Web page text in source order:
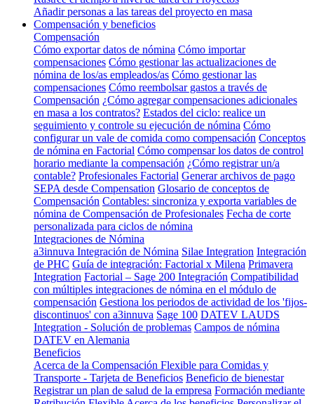
Añadir personas a las tareas del proyecto en masa
Compensación y beneficios
Compensación
Cómo exportar datos de nómina Cómo importar
compensaciones Cómo gestionar las actualizaciones de
nómina de los/as empleados/as Cómo gestionar las
compensaciones Cómo reembolsar gastos a través de
Compensación ¿Cómo agregar compensaciones adicionales
en masa a los contratos? Estados del ciclo: realice un
seguimiento y controle su ejecución de nómina Cómo
configurar un vale de comida como compensación Conceptos
de nómina en Factorial Cómo compensar los datos de control
horario mediante la compensación ¿Cómo registrar un/a
contable? Profesionales Factorial Generar archivos de pago
SEPA desde Compensation Glosario de conceptos de
Compensación Contables: sincroniza y exporta variables de
nómina de Compensación de Profesionales Fecha de corte
personalizada para ciclos de nómina
Integraciones de Nómina
a3innuva Integración de Nómina Silae Integration Integración
de PHC Guía de integración: Factorial x Milena Primavera
Integration Factorial – Sage 200 Integración Compatibilidad
con múltiples integraciones de nómina en el módulo de
compensación Gestiona los periodos de actividad de los 'fijos-
discontinuos' con a3innuva Sage 100 DATEV LAUDS
Integration - Solución de problemas Campos de nómina
DATEV en Alemania
Beneficios
Acerca de la Compensación Flexible para Comidas y
Transporte - Tarjeta de Beneficios Beneficio de bienestar
Registrar un plan de salud de la empresa Formación mediante